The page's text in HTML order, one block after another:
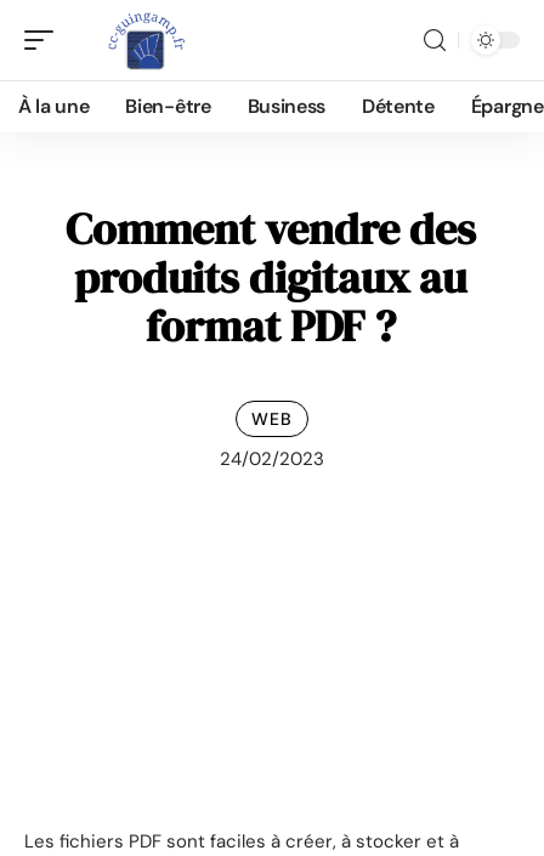
À la une Bien-être Business Détente Épargne
Comment vendre des
produits digitaux au
format PDF ?
WEB
24/02/2023
Les fichiers PDF sont faciles à créer, à stocker et à